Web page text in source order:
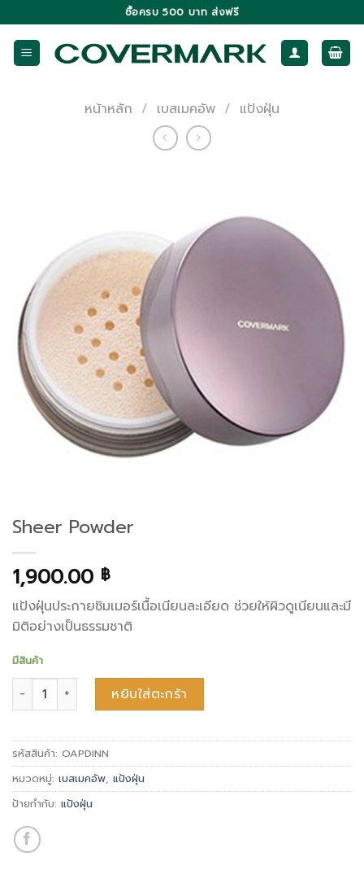
to
content
ซื้อครบ 500 บาท ส่งฟรี
หน้าหลัก / เบสเมคอัพ / แป้งฝุ่น
Sheer Powder
1,900.00 ฿
แป้งฝุ่นประกายชิมเมอร์เนื้อเนียนละเอียด ช่วยให้ผิวดูเนียนและมี
มิติอย่างเป็นธรรมชาติ
มีสินค้า
จำนวน Sheer Powder ชิ้นหยิบใส่ตะกร้า
รหัสสินค้า: OAPDINN
หมวดหมู่: เบสเมคอัพ แป้งฝุ่น
ป้ายกำกับ: แป้งฝุ่น